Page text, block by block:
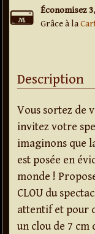
Économisez
Grâce à la
Description
Vous sortez de
invitez votre
imaginons que
est posée en
monde !
CLOU du
attentif et pour
un clou de 7 cm